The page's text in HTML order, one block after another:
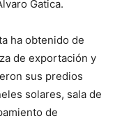
Gatica.
ha obtenido de
de exportación y
sus predios
solares, sala de
de